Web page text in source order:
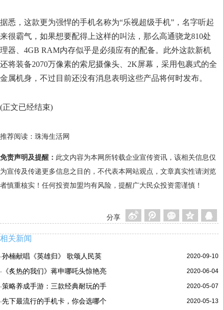
据悉，这款更为强悍的手机名称为“乐视超级手机”，名字听起
来很霸气，如果想要配得上这样的叫法，那么高通骁龙810处
理器、4GB RAM内存似乎是必须应有的配备。此外这款新机
还将装备2070万像素的索尼摄像头、2K屏幕，采用包裹式的全
金属机身，不过目前还没有消息表明这些产品将何时发布。
(正文已经结束)
推荐阅读： 珠海生活网
免责声明及提醒： 此文内容为本网所转载企业宣传资讯，该相关信息仅
为宣传及传递更多信息之目的，不代表本网站观点，文章真实性请浏览
者慎重核实！任何投资加盟均有风险，提醒广大民众投资需谨慎！
分享
相关新闻
2020-09-10
·孙楠献唱《英雄归》 歌颂人民英
2020-06-04
· 《炙热的我们》蒋申哪吒头惊艳亮
2020-05-07
·策略养成手游：三款经典耐玩的手
2020-05-13
·先下最流行的手机卡，你会选哪个